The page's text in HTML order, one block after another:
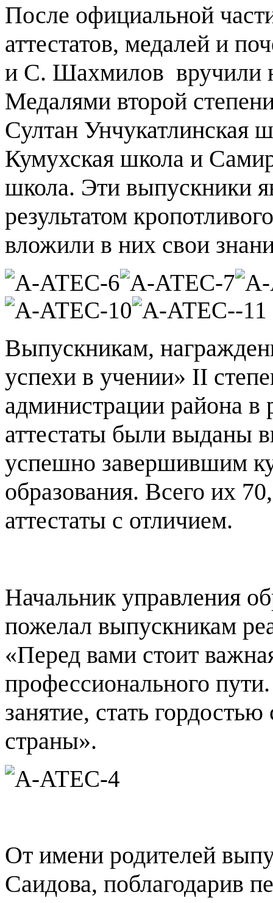
После официальной
аттестатов, медалей и
и С. Шахмилов вручили
Медалями второй
Султан Унчукатлинская
Кумухская школа и
школа. Эти выпускники
результатом
вложили в них свои
Выпускникам,
успехи в учении» II
администрации района в
аттестаты были выданы
успешно завершившим
образования. Всего их
аттестаты с отличием.
Начальник управления
пожелал выпускникам
«Перед вами стоит
профессионального
занятие, стать
страны».
От имени родителей
Саидова, поблагодарив